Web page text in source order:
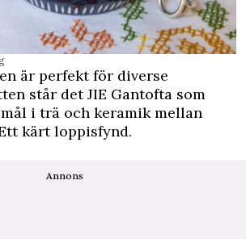
är perfekt för diverse
står det JIE Gantofta som
i trä och keramik mellan
kärt loppisfynd.
Annons